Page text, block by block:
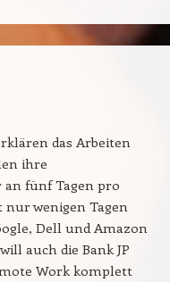
das Arbeiten
ihre
fünf Tagen pro
wenigen Tagen
Dell und Amazon
auch die Bank JP
Work komplett